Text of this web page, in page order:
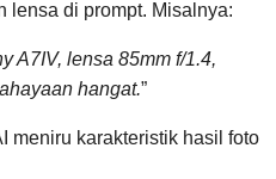
lensa di prompt. Misalnya:
A7IV, lensa 85mm f/1.4,
hangat.”
meniru karakteristik hasil foto